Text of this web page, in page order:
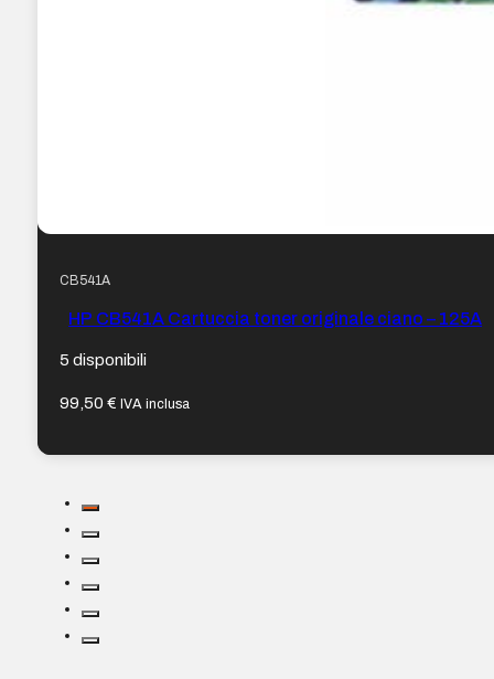
CB541A
HP CB541A Cartuccia toner originale ciano – 125A
5 disponibili
99,50€ IVA inclusa